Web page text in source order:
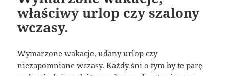
właściwy urlop czy szalony
wczasy.
Wymarzone wakacje, udany urlop czy
niezapomniane wczasy. Każdy śni o tym by te parę